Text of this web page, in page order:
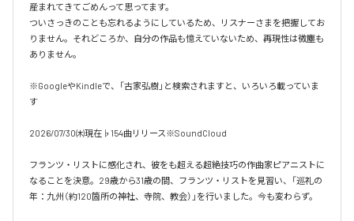
産まれてきてごめんって思ってます。
ついさっきのことも忘れるようにしているため、リスナーさまを把握してお
りません。それどころか、自分の作品も憶えていないため、再現性は微塵も
ありません。
※GoogleやKindleで、「古家弘樹」と検索されますと、いろいろ載っていま
す
2026/07/30㈭現在♭154曲リリース※SoundCloud
フランツ・リストに感化され、彼をも超える超絶技巧の作曲家ピアニストに
なることを決意。29歳から31歳の間、フランツ・リストを見習い、「巡礼の
年：九州（約120箇所の神社、寺院、教会）」を行いました。今も変わらず。